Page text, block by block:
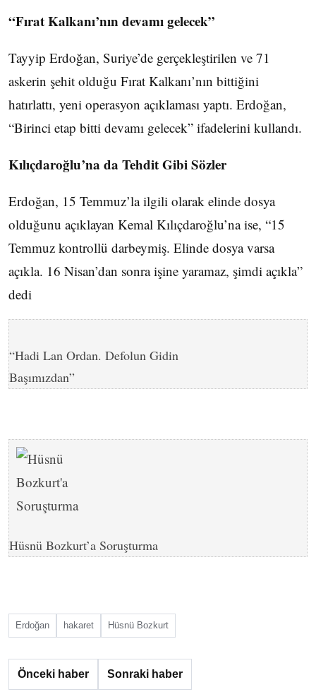
“Fırat Kalkanı’nın devamı gelecek”
Tayyip Erdoğan, Suriye’de gerçekleştirilen ve 71
askerin şehit olduğu Fırat Kalkanı’nın bittiğini
hatırlattı, yeni operasyon açıklaması yaptı. Erdoğan,
“Birinci etap bitti devamı gelecek” ifadelerini kullandı.
Kılıçdaroğlu’na da Tehdit Gibi Sözler
Erdoğan, 15 Temmuz’la ilgili olarak elinde dosya
olduğunu açıklayan Kemal Kılıçdaroğlu’na ise, “15
Temmuz kontrollü darbeymiş. Elinde dosya varsa
açıkla. 16 Nisan’dan sonra işine yaramaz, şimdi açıkla”
dedi
“Hadi Lan Ordan. Defolun Gidin
Başımızdan”
Hüsnü Bozkurt’a Soruşturma
Erdoğan hakaret Hüsnü Bozkurt
Önceki haber Sonraki haber